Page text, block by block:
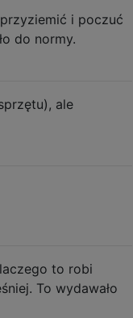
i poczuć
do normy.
ale
to robi
To wydawało